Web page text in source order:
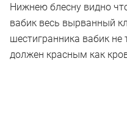
Нижнею блесну видно
вабик весь вырванный
шестигранника вабик не
должен красным как